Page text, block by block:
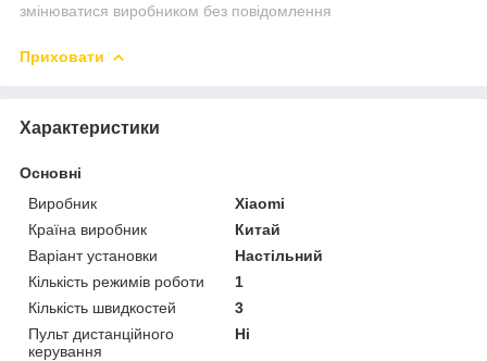
змінюватися виробником без повідомлення
Приховати
Характеристики
Основні
Виробник
Xiaomi
Країна виробник
Китай
Варіант установки
Настільний
Кількість режимів роботи
1
Кількість швидкостей
3
Пульт дистанційного
керування
Ні